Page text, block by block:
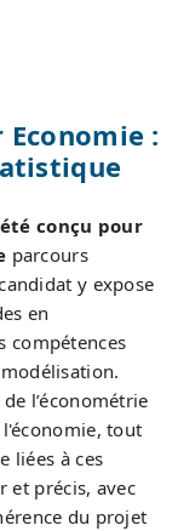
:
conçu pour
parcours
y expose
en
compétences
l’économétrie
tout
liées à ces
et précis, avec
du projet